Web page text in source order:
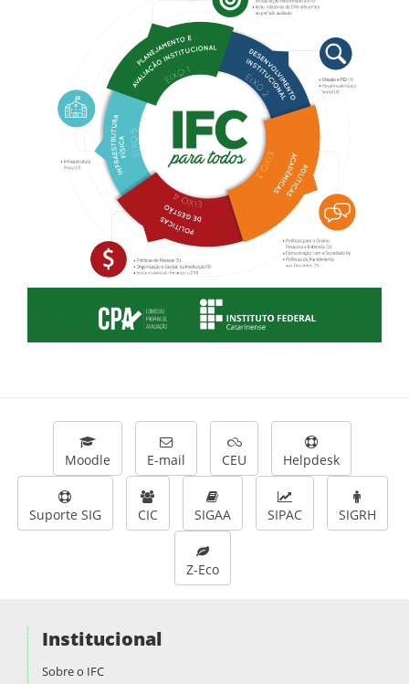
Moodle E-mail CEU Helpdesk
Suporte SIG CIC SIGAA SIPAC SIGRH
Z-Eco
Institucional
Sobre o IFC